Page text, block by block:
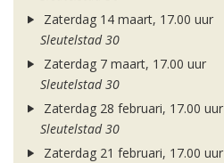
Zaterdag 14 maart, 17.00 uur
Sleutelstad 30
Zaterdag 7 maart, 17.00 uur
Sleutelstad 30
Zaterdag 28 februari, 17.00 uur
Sleutelstad 30
Zaterdag 21 februari, 17.00 uur